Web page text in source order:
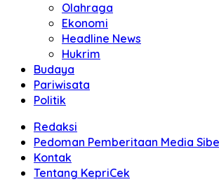
Olahraga
Ekonomi
Headline News
Hukrim
Budaya
Pariwisata
Politik
Redaksi
Pedoman Pemberitaan Media
Kontak
Tentang KepriCek